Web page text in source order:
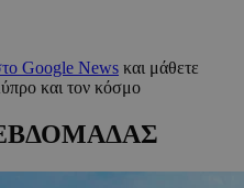
Google News και μάθετε
και τον κόσμο